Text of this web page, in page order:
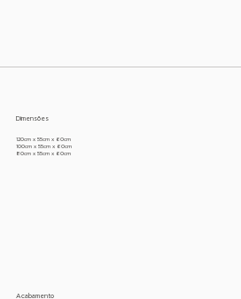
Dimensões
120cm x 55cm x 60cm
100cm x 55cm x 60cm
80cm x 55cm x 60cm
Acabamento